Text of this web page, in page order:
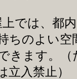
では、都
ちのよい空
きます。
立入禁止）